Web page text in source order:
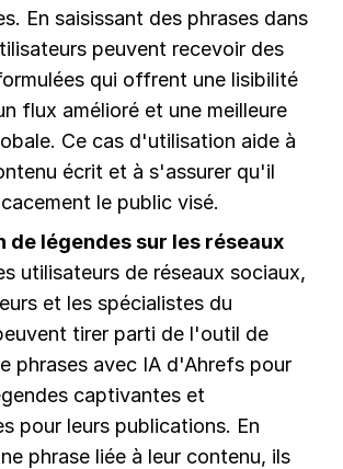
En saisissant des phrases dans
peuvent recevoir des
qui offrent une lisibilité
flux amélioré et une meilleure
Ce cas d'utilisation aide à
écrit et à s'assurer qu'il
le public visé.
de légendes sur les réseaux
utilisateurs de réseaux sociaux,
et les spécialistes du
tirer parti de l'outil de
phrases avec IA d'Ahrefs pour
captivantes et
pour leurs publications. En
phrase liée à leur contenu, ils